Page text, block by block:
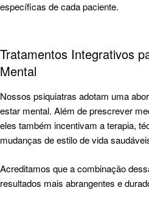
específicas de cada paciente.
Tratamentos Integrativos
Mental
Nossos psiquiatras adotam uma
estar mental. Além de prescrever
eles também incentivam a terapia,
mudanças de estilo de vida
Acreditamos que a combinação
resultados mais abrangentes e